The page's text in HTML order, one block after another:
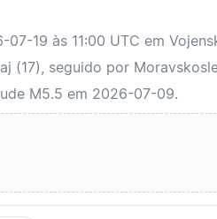
19 às 11:00 UTC em
(17), seguido por
M5.5 em 2026-07-09.